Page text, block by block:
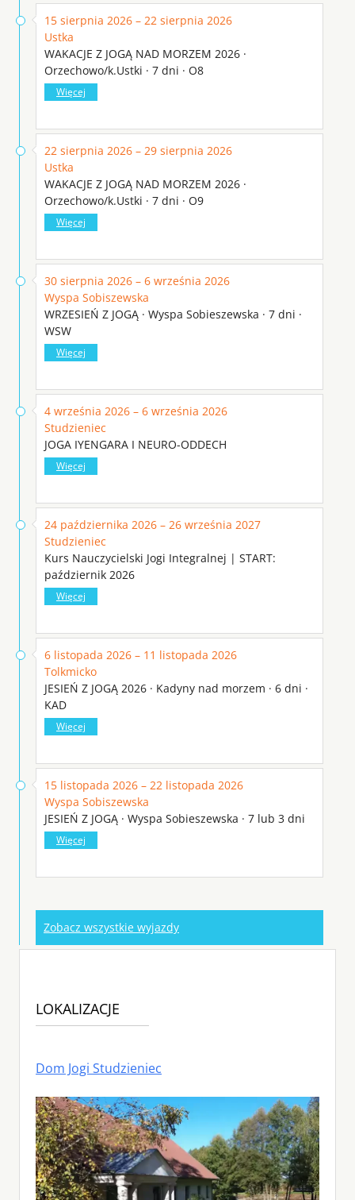
15 sierpnia 2026 – 22 sierpnia 2026
Ustka
WAKACJE Z JOGĄ NAD MORZEM 2026 ·
Orzechowo/k.Ustki · 7 dni · O8
Więcej
22 sierpnia 2026 – 29 sierpnia 2026
Ustka
WAKACJE Z JOGĄ NAD MORZEM 2026 ·
Orzechowo/k.Ustki · 7 dni · O9
Więcej
30 sierpnia 2026 – 6 września 2026
Wyspa Sobiszewska
WRZESIEŃ Z JOGĄ · Wyspa Sobieszewska · 7 dni ·
WSW
Więcej
4 września 2026 – 6 września 2026
Studzieniec
JOGA IYENGARA I NEURO-ODDECH
Więcej
24 października 2026 – 26 września 2027
Studzieniec
Kurs Nauczycielski Jogi Integralnej | START:
październik 2026
Więcej
6 listopada 2026 – 11 listopada 2026
Tolkmicko
JESIEŃ Z JOGĄ 2026 · Kadyny nad morzem · 6 dni ·
KAD
Więcej
15 listopada 2026 – 22 listopada 2026
Wyspa Sobiszewska
JESIEŃ Z JOGĄ · Wyspa Sobieszewska · 7 lub 3 dni
Więcej
Zobacz wszystkie wyjazdy
LOKALIZACJE
Dom Jogi Studzieniec